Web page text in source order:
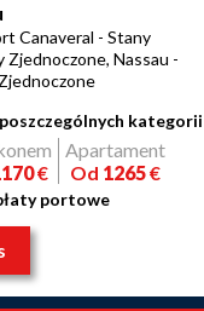
Canaveral - Stany
Nassau -
kategorii
€
Apartament
Od 1265€
portowe